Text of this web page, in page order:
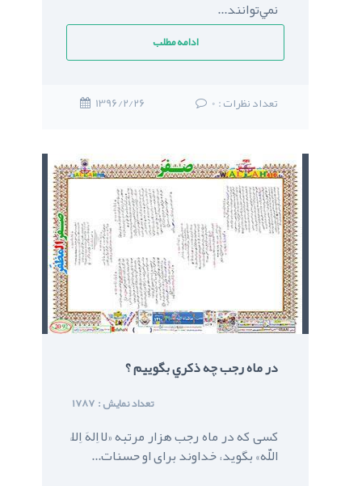
نمي‌توانند...
ادامه مطلب
1396/2/26 0 : تعداد نظرات
در ماه رجب چه ذکري بگوييم ؟
1787 : تعداد نمایش
کسى که در ماه رجب هزار مرتبه «لا اِلهَ اِلاَّ
اللّه» بگويد، خداوند براى او حسنات...